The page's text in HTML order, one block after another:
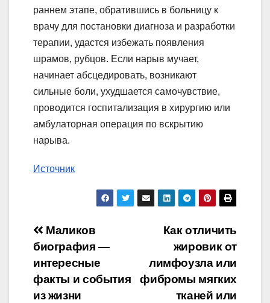
раннем этапе, обратившись в больницу к
врачу для постановки диагноза и разработки
терапии, удастся избежать появления
шрамов, рубцов. Если нарыв мучает,
начинает абсцедировать, возникают
сильные боли, ухудшается самочувствие,
проводится госпитализация в хирургию или
амбулаторная операция по вскрытию
нарыва.
Источник
Навигация
по
записям
Как отличить
жировик от
лимфоузла или
фибромы мягких
тканей или
Маликов
биография —
интересные
факты и события
из жизни